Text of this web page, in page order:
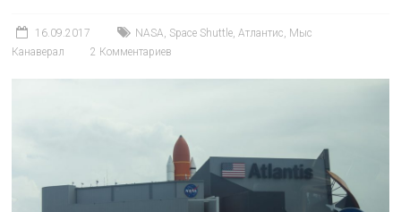
16.09.2017 NASA, Space Shuttle,Атлантис, Мыс
Канаверал
2 Комментариев